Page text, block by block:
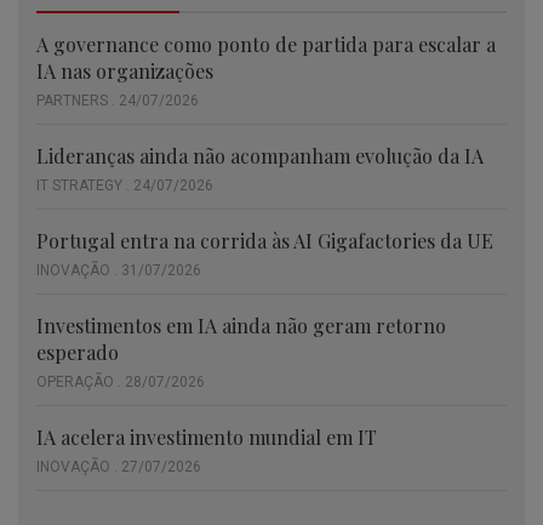
A governance como ponto de partida para escalar a
IA nas organizações
PARTNERS . 24/07/2026
Lideranças ainda não acompanham evolução da IA
IT STRATEGY . 24/07/2026
Portugal entra na corrida às AI Gigafactories da UE
INOVAÇÃO . 31/07/2026
Investimentos em IA ainda não geram retorno
esperado
OPERAÇÃO . 28/07/2026
IA acelera investimento mundial em IT
INOVAÇÃO . 27/07/2026